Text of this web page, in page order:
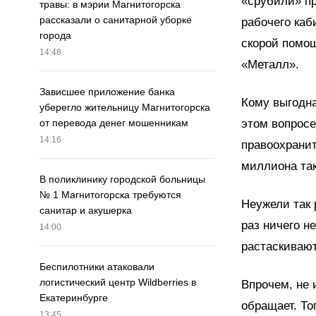
травы: в мэрии Магнитогорска
рассказали о санитарной уборке
города
14:48
Зависшее приложение банка
уберегло жительницу Магнитогорска
от перевода денег мошенникам
14:16
В поликлинику городской больницы
№ 1 Магнитогорска требуются
санитар и акушерка
14:00
Беспилотники атаковали
логистический центр Wildberries в
Екатеринбурге
рабочего
скорой
«Металл».
Кому
этом
миллиона
Неужели так
раз ничего
Впрочем, не
обращает.